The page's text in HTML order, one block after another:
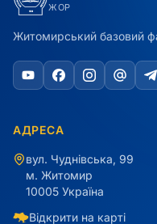
ЖОР
Житомирський базовий
АДРЕСА
вул. Чуднівська, 99
м. Житомир
10005 Україна
Відкрити на карті